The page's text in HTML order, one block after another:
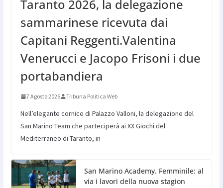
Taranto 2026, la delegazione
sammarinese ricevuta dai
Capitani Reggenti.Valentina
Venerucci e Jacopo Frisoni i due
portabandiera
7 Agosto 2026 Tribuna Politica Web
Nell’elegante cornice di Palazzo Valloni, la delegazione del
San Marino Team che parteciperà ai XX Giochi del
Mediterraneo di Taranto, in
San Marino Academy. Femminile: al
via i lavori della nuova stagion